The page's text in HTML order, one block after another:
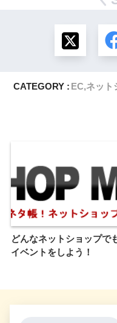
CATEGORY : EC,ネット
どんなネットショップで
イベントをしよう！